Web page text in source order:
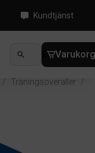
Kundtjänst
NYHETER
/ Träningsoveraller
/